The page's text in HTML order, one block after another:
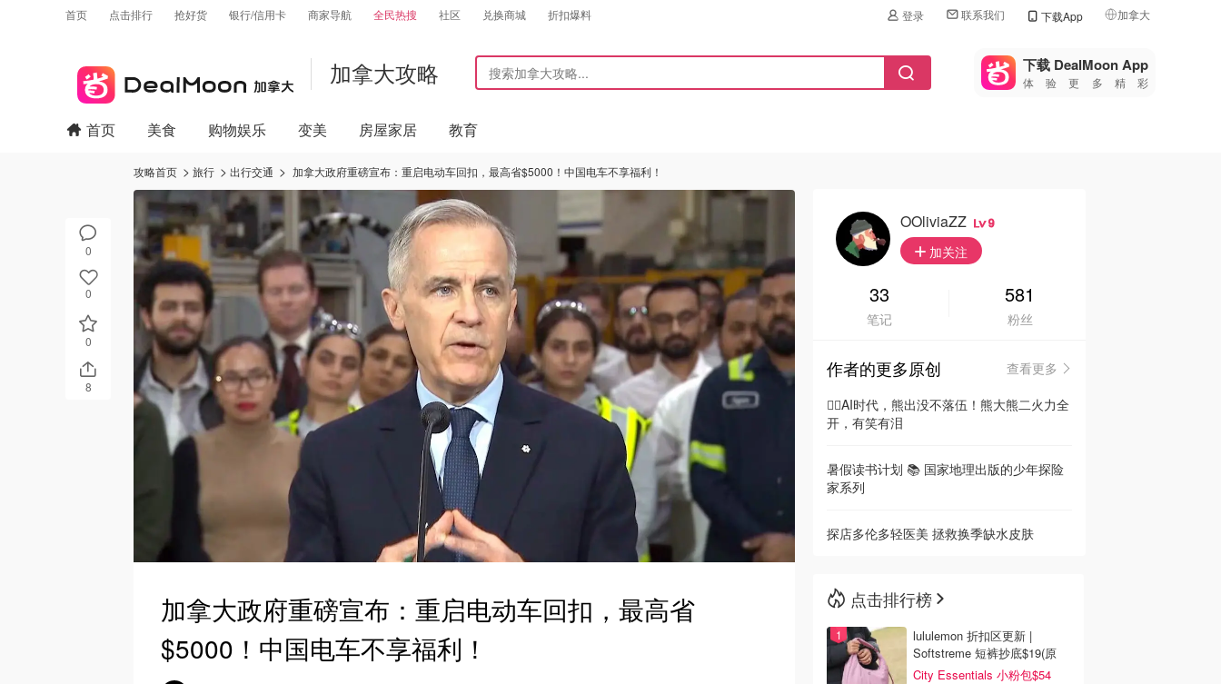
首页 点击排行 抢好货 银行/信用卡 商家导航 全民热搜 社区 兑换商城 折扣爆料 登录 联系我们 下载App 加拿大
🇺🇸
美国
🇨🇳中国
🇮🇹
🇦🇺
🇳🇿新西兰
加拿大攻略 下载 DealMoon App
体验更多精彩
0
0
0
8
首页 美食 购物娱乐 变美 房屋家居 教育
攻略首页 旅行 出行交通 加拿大政府重磅宣布：重启电动车回扣，最高省$5000！中国电车不享福利！
加拿大政府重磅宣布：重启电动车回扣，最高省
$5000！中国电车不享福利！
OOliviaZZ 9
加关注
33
笔记
581
粉丝
作者的更多原创
查看更多
🦸‍♂️AI时代，熊出没不落伍！熊大熊二火力全
开，有笑有泪
暑假读书计划 📚 国家地理出版的少年探险
家系列
探店多伦多轻医美 拯救换季缺水皮肤
点击排行榜
lululemon 折扣区更新 |
Softstreme 短裤抄底$19(原
$88)
City Essentials 小粉包$54